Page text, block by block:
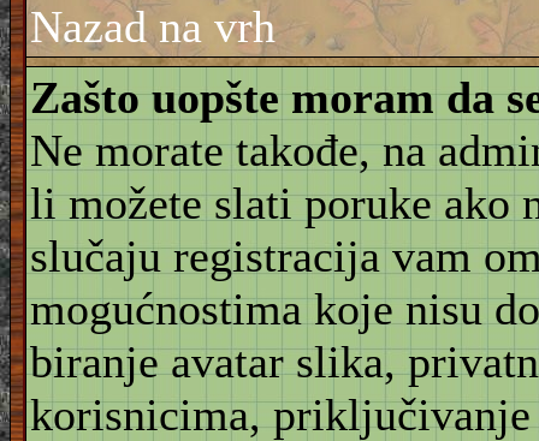
Nazad na vrh
Zašto uopšte moram da
Ne morate takođe, na
li možete slati poruke ako
slučaju registracija vam
mogućnostima koje nisu
biranje avatar slika,
korisnicima, priključivanje